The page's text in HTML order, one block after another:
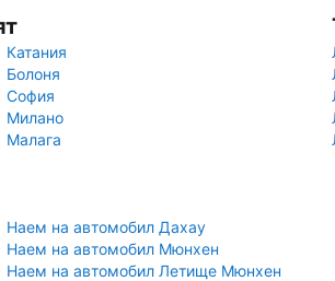
Катания
Болоня
София
Милано
Малага
Наем на автомобил Дахау
Наем на автомобил Мюнхен
Наем на автомобил Летище Мюнхен